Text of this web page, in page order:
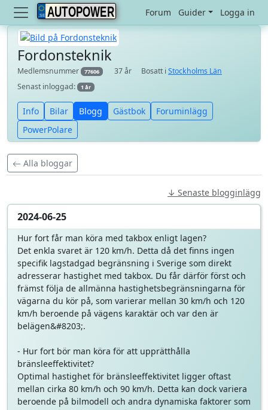
AUTOPOWER Forum Guider Logga in
Fordonsteknik
Medlemsnummer 77606 37 år Bosatt i Stockholms Län
Senast inloggad:
1 år
Info Bilar Blogg Gästbok
Foruminlägg
PowerPolare
Alla bloggar
↓ Senaste blogginlägg
2024-06-25
Hur fort får man köra med takbox enligt lagen?
Det enkla svaret är 120 km/h. Detta då det finns ingen
specifik lagstadgad begränsning i Sverige som direkt
adresserar hastighet med takbox. Du får därför först och
främst följa de allmänna hastighetsbegränsningarna för
vägarna du kör på, som varierar mellan 30 km/h och 120
km/h beroende på vägens karaktär och var den är
belägen&#8203;.
- Hur fort bör man köra för att upprätthålla
bränsleeffektivitet?
Optimal hastighet för bränsleeffektivitet ligger oftast
mellan cirka 80 km/h och 90 km/h. Detta kan dock variera
beroende på bilmodell och andra dynamiska faktorer som